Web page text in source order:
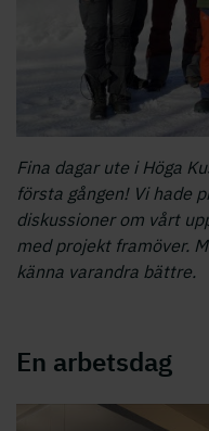
Fina dagar ute i Höga
första gången! Vi hade
diskussioner om vårt
med projekt framöver.
känna varandra bättre.
En arbetsdag